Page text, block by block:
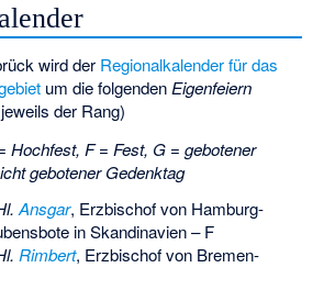
wird der Regionalkalender für das
um die folgendenEigenfeiern
der Rang)
Hochfest, F = Fest, G = gebotener
gebotener Gedenktag
Ansgar, Erzbischof von Hamburg-
in Skandinavien – F
Rimbert, Erzbischof von Bremen-